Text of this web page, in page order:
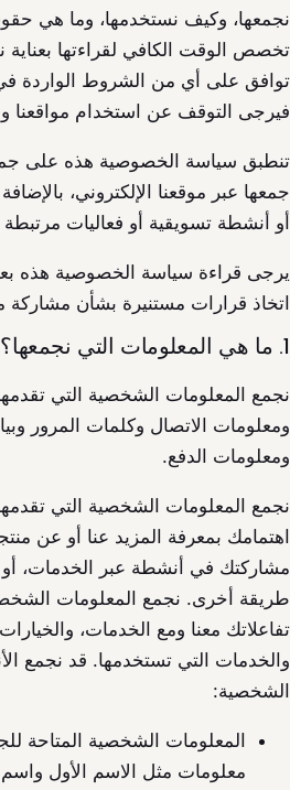
نجمعها، وكيف نستخدمها، وما هي
تخصص الوقت الكافي لقراءتها بعناية
توافق على أي من الشروط الواردة
فيرجى التوقف عن استخدام مواقعنا
تنطبق سياسة الخصوصية هذه على
جمعها عبر موقعنا الإلكتروني،
أو أنشطة تسويقية أو فعاليات مرتبطة
يرجى قراءة سياسة الخصوصية هذه
اتخاذ قرارات مستنيرة بشأن مشاركة
1. ما هي المعلومات التي نجمعها؟
نجمع المعلومات الشخصية التي
ومعلومات الاتصال وكلمات المرور
ومعلومات الدفع.
نجمع المعلومات الشخصية التي
اهتمامك بمعرفة المزيد عنا أو عن
مشاركتك في أنشطة عبر الخدمات، أو
طريقة أخرى. نجمع المعلومات
تفاعلاتك معنا ومع الخدمات،
والخدمات التي تستخدمها. قد نجمع
الشخصية:
المعلومات الشخصية المتاحة
معلومات مثل الاسم الأول واسم